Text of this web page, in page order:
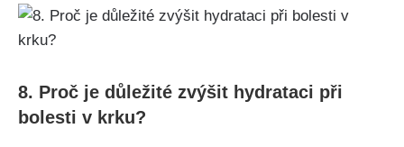
8. Proč je ​důležité zvýšit hydrataci při
bolesti ‍v krku?